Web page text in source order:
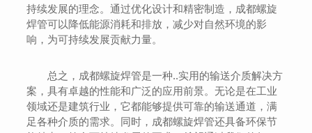
持续发展的理念。通过优化设计和精密制造，成都螺旋
焊管可以降低能源消耗和排放，减少对自然环境的影
响，为可持续发展贡献力量。
总之，成都螺旋焊管是一种..实用的输送介质解决方
案，具有卓越的性能和广泛的应用前景。无论是在工业
领域还是建筑行业，它都能够提供可靠的输送通道，满
足各种介质的需求。同时，成都螺旋焊管还具备环保节